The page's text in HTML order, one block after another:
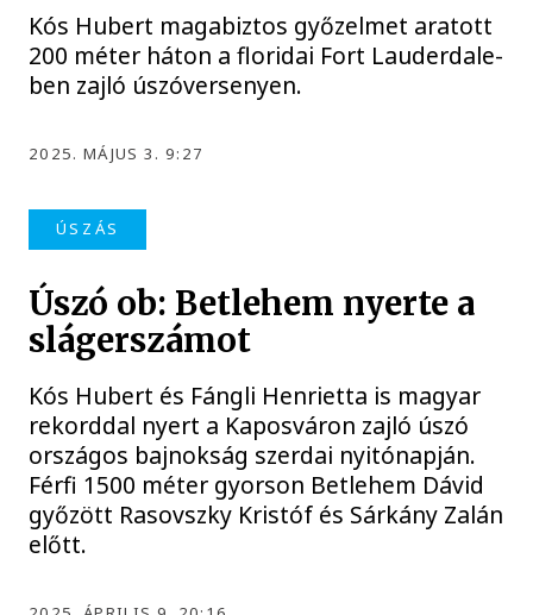
Kós Hubert magabiztos győzelmet aratott
200 méter háton a floridai Fort Lauderdale-
ben zajló úszóversenyen.
2025. MÁJUS 3. 9:27
ÚSZÁS
Úszó ob: Betlehem nyerte a
slágerszámot
Kós Hubert és Fángli Henrietta is magyar
rekorddal nyert a Kaposváron zajló úszó
országos bajnokság szerdai nyitónapján.
Férfi 1500 méter gyorson Betlehem Dávid
győzött Rasovszky Kristóf és Sárkány Zalán
előtt.